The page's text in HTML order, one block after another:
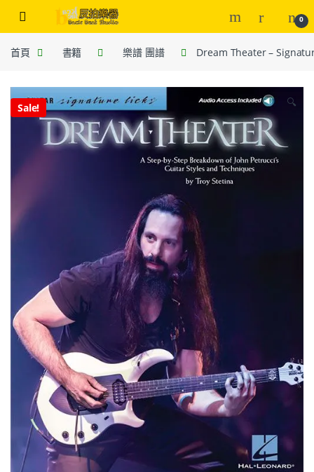
0
首頁 書籍 樂譜 團譜 Dream Theater –
Sale! 🔍